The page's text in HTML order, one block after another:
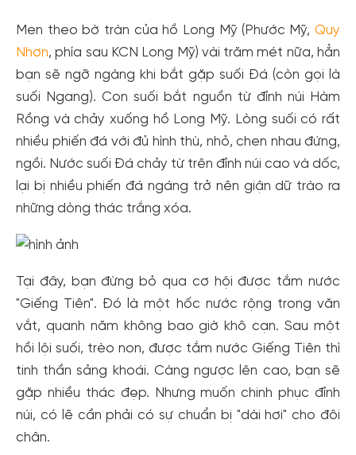
Men theo bờ tràn của hồ Long Mỹ (Phước Mỹ, Quy
Nhơn, phía sau KCN Long Mỹ) vài trăm mét nữa, hẳn
bạn sẽ ngỡ ngàng khi bắt gặp suối Đá (còn gọi là
suối Ngang). Con suối bắt nguồn từ đỉnh núi Hàm
Rồng và chảy xuống hồ Long Mỹ. Lòng suối có rất
nhiều phiến đá với đủ hình thù, nhỏ, chen nhau đứng,
ngồi. Nước suối Đá chảy từ trên đỉnh núi cao và dốc,
lại bị nhiều phiến đá ngáng trở nên giận dữ trào ra
những dòng thác trắng xóa.
Tại đây, bạn đừng bỏ qua cơ hội được tắm nước
"Giếng Tiên". Đó là một hốc nước rộng trong văn
vắt, quanh năm không bao giờ khô cạn. Sau một
hồi lội suối, trèo non, được tắm nước Giếng Tiên thì
tinh thần sảng khoái. Càng ngược lên cao, bạn sẽ
gặp nhiều thác đẹp. Nhưng muốn chinh phục đỉnh
núi, có lẽ cần phải có sự chuẩn bị "dài hơi" cho đôi
chân.